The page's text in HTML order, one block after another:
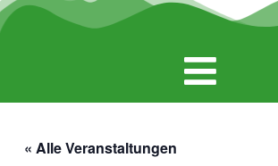
Main
Menu
« Alle Veranstaltungen